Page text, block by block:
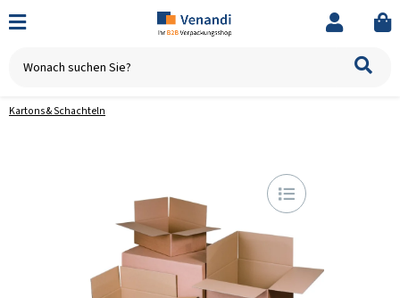
Kartons & Schachteln